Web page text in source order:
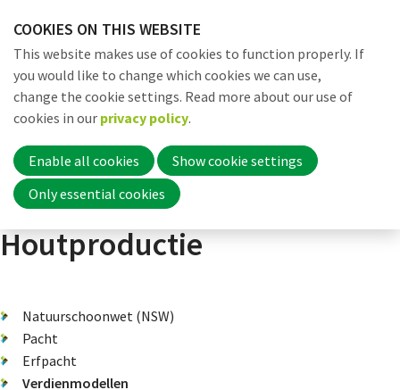
links
Jump
to
navigation
to
main
content
Dossiers Verdienmodellen
Houtproductie
Natuurschoonwet (NSW)
Pacht
Erfpacht
Verdienmodellen
COOKIES ON THIS WEBSITE
This website makes use of cookies to function properly. If
you would like to change which cookies we can use,
change the cookie settings. Read more about our use of
cookies in our privacy policy.
Enable all cookies
Show cookie settings
Only essential cookies